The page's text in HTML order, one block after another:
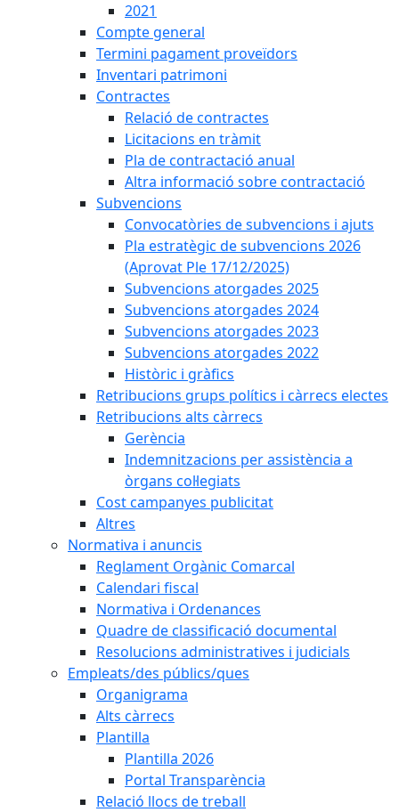
2021
Compte general
Termini pagament proveïdors
Inventari patrimoni
Contractes
Relació de contractes
Licitacions en tràmit
Pla de contractació anual
Altra informació sobre contractació
Subvencions
Convocatòries de subvencions i ajuts
Pla estratègic de subvencions 2026
(Aprovat Ple 17/12/2025)
Subvencions atorgades 2025
Subvencions atorgades 2024
Subvencions atorgades 2023
Subvencions atorgades 2022
Històric i gràfics
Retribucions grups polítics i càrrecs electes
Retribucions alts càrrecs
Gerència
Indemnitzacions per assistència a
òrgans col·legiats
Cost campanyes publicitat
Altres
Normativa i anuncis
Reglament Orgànic Comarcal
Calendari fiscal
Normativa i Ordenances
Quadre de classificació documental
Resolucions administratives i judicials
Empleats/des públics/ques
Organigrama
Alts càrrecs
Plantilla
Plantilla 2026
Portal Transparència
Relació llocs de treball